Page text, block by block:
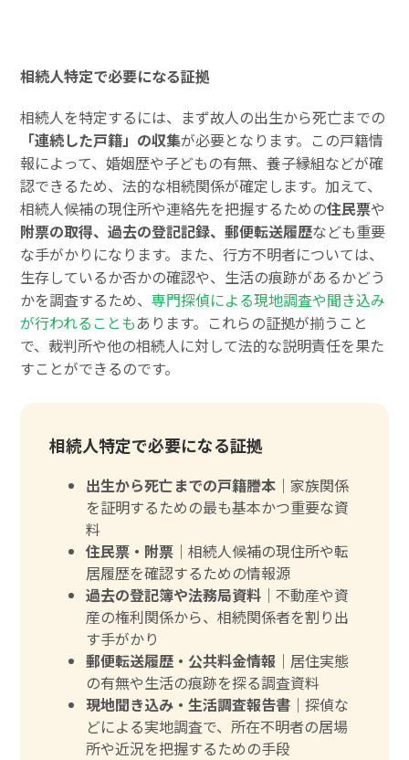
相続人特定で必要になる証拠
相続人を特定するには、まず故人の出生から死亡までの
「連続した戸籍」の収集が必要となります。この戸籍情
報によって、婚姻歴や子どもの有無、養子縁組などが確
認できるため、法的な相続関係が確定します。加えて、
相続人候補の現住所や連絡先を把握するための住民票や
附票の取得、過去の登記記録、郵便転送履歴なども重要
な手がかりになります。また、行方不明者については、
生存しているか否かの確認や、生活の痕跡があるかどう
かを調査するため、専門探偵による現地調査や聞き込み
が行われることもあります。これらの証拠が揃うこと
で、裁判所や他の相続人に対して法的な説明責任を果た
すことができるのです。
相続人特定で必要になる証拠
出生から死亡までの戸籍謄本｜家族関係
を証明するための最も基本かつ重要な資
料
住民票・附票｜相続人候補の現住所や転
居履歴を確認するための情報源
過去の登記簿や法務局資料｜ 不動産や資
産の権利関係から、相続関係者を割り出
す手がかり
郵便転送履歴・公共料金情報｜ 居住実態
の有無や生活の痕跡を探る調査資料
現地聞き込み・生活調査報告書｜探偵な
どによる実地調査で、所在不明者の居場
所や近況を把握するための手段